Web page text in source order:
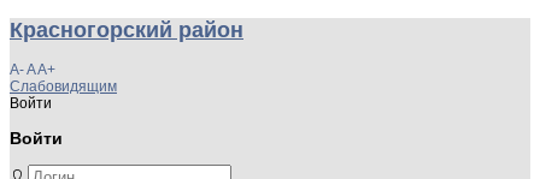
Красногорский район
A-AA+
Слабовидящим
Войти
Войти